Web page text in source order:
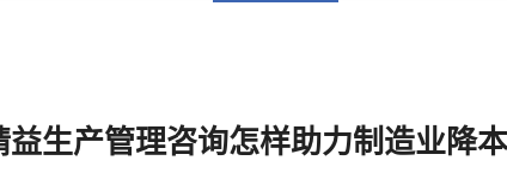
益生产管理咨询怎样助力制造业降